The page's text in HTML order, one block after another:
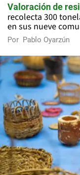
Valoración de
recolecta 300
en sus nueve
Por Pablo Oyarzún